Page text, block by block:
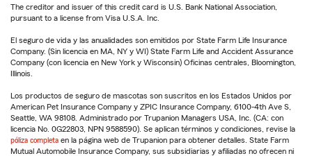
The creditor and issuer of this credit card is U.S. Bank National Association,
pursuant to a license from Visa U.S.A. Inc.
El seguro de vida y las anualidades son emitidos por State Farm Life Insurance
Company. (Sin licencia en MA, NY y WI) State Farm Life and Accident Assurance
Company (con licencia en New York y Wisconsin) Oficinas centrales, Bloomington,
Illinois.
Los productos de seguro de mascotas son suscritos en los Estados Unidos por
American Pet Insurance Company y ZPIC Insurance Company, 6100-4th Ave S,
Seattle, WA 98108. Administrado por Trupanion Managers USA, Inc. (CA: con
licencia No. 0G22803, NPN 9588590). Se aplican términos y condiciones, revise la
póliza completa en la página web de Trupanion para obtener detalles. State Farm
Mutual Automobile Insurance Company, sus subsidiarias y afiliadas no ofrecen ni